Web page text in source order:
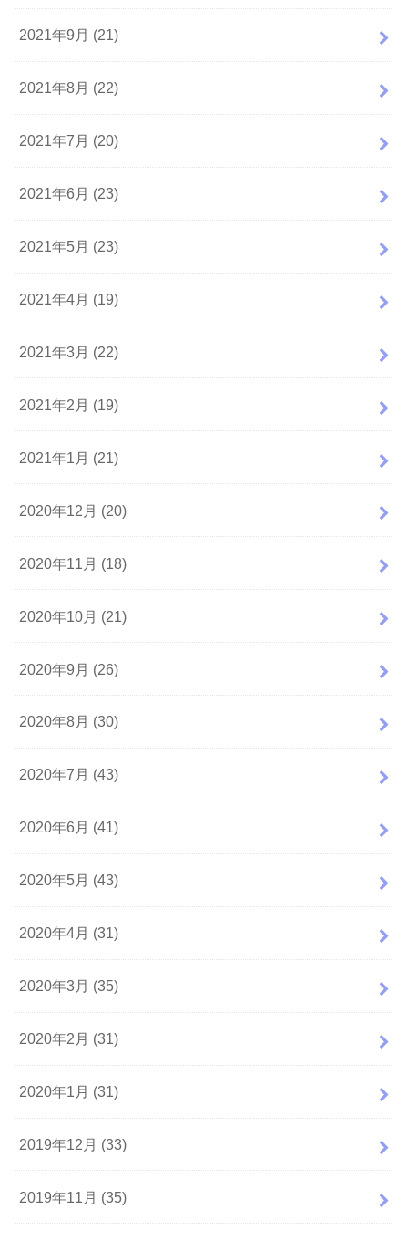
2021年9月 (21)
2021年8月 (22)
2021年7月 (20)
2021年6月 (23)
2021年5月 (23)
2021年4月 (19)
2021年3月 (22)
2021年2月 (19)
2021年1月 (21)
2020年12月 (20)
2020年11月 (18)
2020年10月 (21)
2020年9月 (26)
2020年8月 (30)
2020年7月 (43)
2020年6月 (41)
2020年5月 (43)
2020年4月 (31)
2020年3月 (35)
2020年2月 (31)
2020年1月 (31)
2019年12月 (33)
2019年11月 (35)